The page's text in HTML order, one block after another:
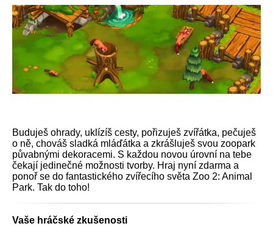
Buduješ ohrady, uklízíš cesty, pořizuješ zvířátka, pečuješ
o ně, chováš sladká mláďátka a zkrášluješ svou zoopark
půvabnými dekoracemi. S každou novou úrovní na tebe
čekají jedinečné možnosti tvorby. Hraj nyní zdarma a
ponoř se do fantastického zvířecího světa Zoo 2: Animal
Park. Tak do toho!
Vaše hráčské zkušenosti